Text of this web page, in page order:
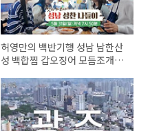
허영만의 백반기행 성남 남한산
성 백합찜 갑오징어 모듬조개소
방문팁 feat. 씨야